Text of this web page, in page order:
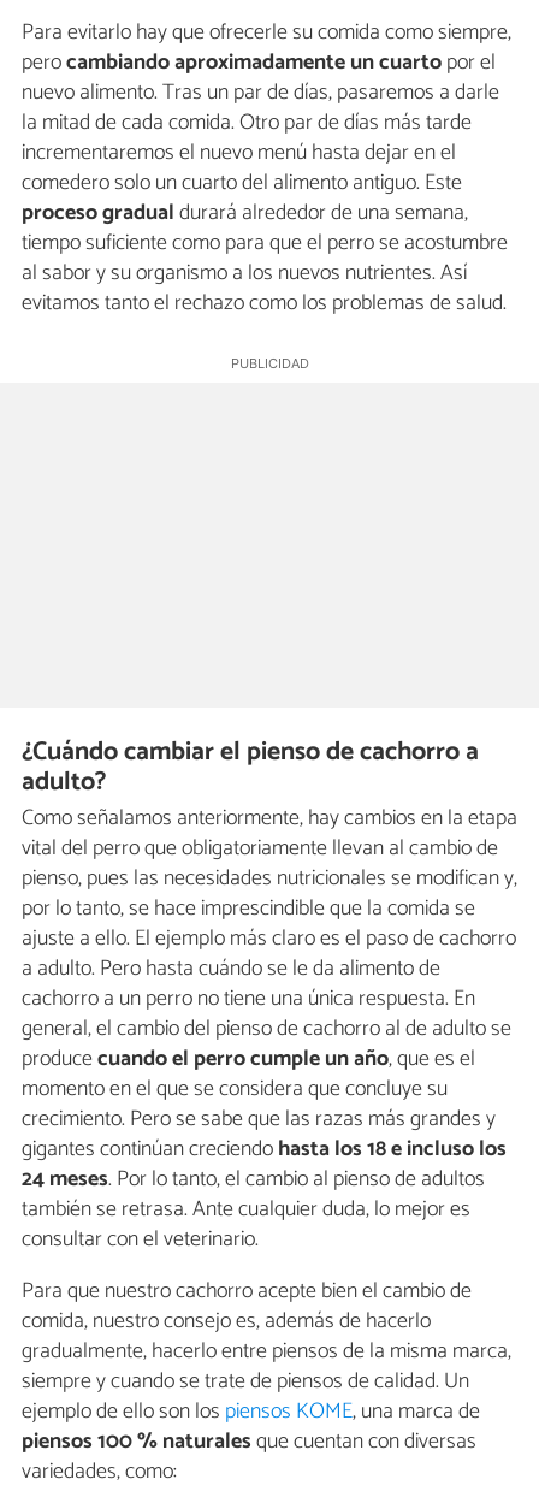
Para evitarlo hay que ofrecerle su comida como siempre,
perocambiando aproximadamente un cuartopor el
nuevo alimento. Tras un par de días, pasaremos a darle
la mitad de cada comida. Otro par de días más tarde
incrementaremos el nuevo menú hasta dejar en el
comedero solo un cuarto del alimento antiguo. Este
proceso gradualdurará alrededor de una semana,
tiempo suficiente como para que el perro se acostumbre
al sabor y su organismo a los nuevos nutrientes. Así
evitamos tanto el rechazo como los problemas de salud.
¿Cuándo cambiar el pienso de cachorro a
adulto?
Como señalamos anteriormente, hay cambios en la etapa
vital del perro que obligatoriamente llevan al cambio de
pienso, pues las necesidades nutricionales se modifican y,
por lo tanto, se hace imprescindible que la comida se
ajuste a ello. El ejemplo más claro es el paso de cachorro
a adulto. Pero hasta cuándo se le da alimento de
cachorro a un perro no tiene una única respuesta. En
general, el cambio del pienso de cachorro al de adulto se
producecuando el perro cumple un año, que es el
momento en el que se considera que concluye su
crecimiento. Pero se sabe que las razas más grandes y
gigantes continúan creciendohasta los 18 e incluso los
24 meses. Por lo tanto, el cambio al pienso de adultos
también se retrasa. Ante cualquier duda, lo mejor es
consultar con el veterinario.
Para que nuestro cachorro acepte bien el cambio de
comida, nuestro consejo es, además de hacerlo
gradualmente, hacerlo entre piensos de la misma marca,
siempre y cuando se trate de piensos de calidad. Un
ejemplo de ello son los piensos KOME, una marca de
piensos 100 % naturalesque cuentan con diversas
variedades, como: